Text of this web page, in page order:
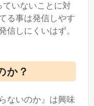
ていないことに対
る事は発信しやす
信しにくいはず。
か？
ないのか』は興味